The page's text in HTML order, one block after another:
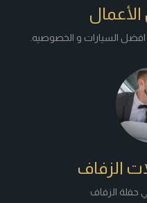
السيارات و الخصوصيه.
الزفاف
حفلة الزفاف